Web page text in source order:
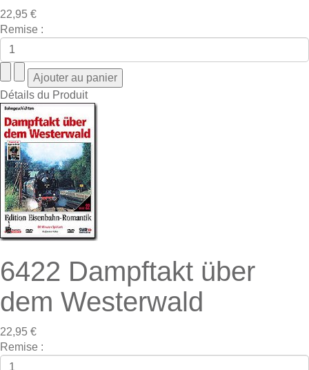
22,95 €
Remise :
Détails du Produit
6422 Dampftakt über
dem Westerwald
22,95 €
Remise :